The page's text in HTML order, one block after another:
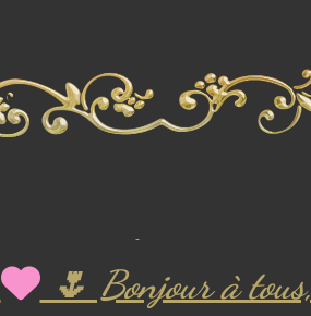
🌷 Bonjour à tous,